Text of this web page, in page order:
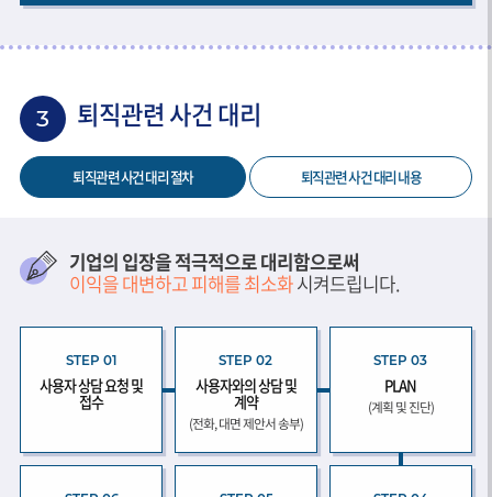
3 퇴직관련 사건 대리
퇴직관련 사건 대리 절차 퇴직관련 사건 대리 내용
기업의 입장을 적극적으로 대리함으로써
이익을 대변하고 피해를 최소화시켜드립니다.
STEP 01
사용자 상담 요청 및
접수
STEP 02
사용자와의 상담 및
계약
(전화, 대면 제안서 송부)
STEP 03
PLAN
(계획 및 진단)